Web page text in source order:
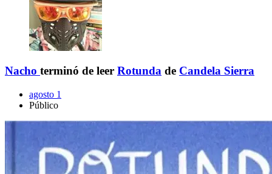
Nacho terminó de leer Rotunda de Candela Sierra
agosto 1
Público